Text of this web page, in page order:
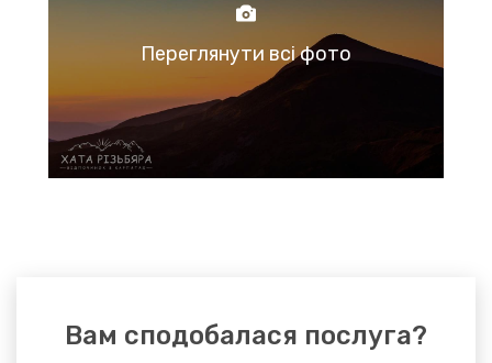
Переглянути всі фото
Вам сподобалася послуга?